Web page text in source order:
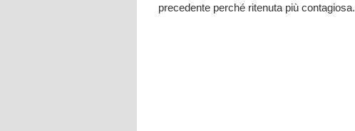
precedente perché ritenuta più contagiosa.